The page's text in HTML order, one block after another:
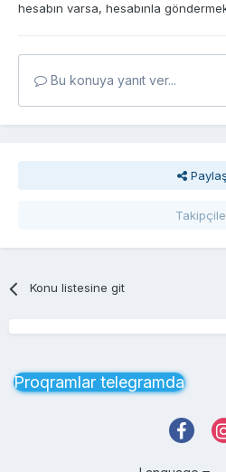
hesabın varsa, hesabınla
Bu konuya yanıt ver...
Konu listesine git
Proqramlar telegramda